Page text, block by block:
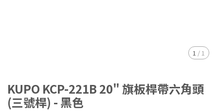
1 / 1
KUPO KCP-221B 20" 旗板桿帶六角頭
(三號桿) - 黑色